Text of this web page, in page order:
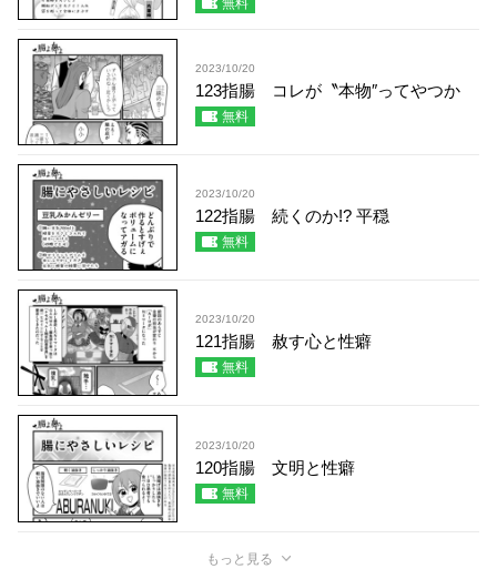
無料
2023/10/20
123指腸 コレが〝本物″ってやつか
無料
2023/10/20
122指腸 続くのか!? 平穏
無料
2023/10/20
121指腸 赦す心と性癖
無料
2023/10/20
120指腸 文明と性癖
無料
もっと見る